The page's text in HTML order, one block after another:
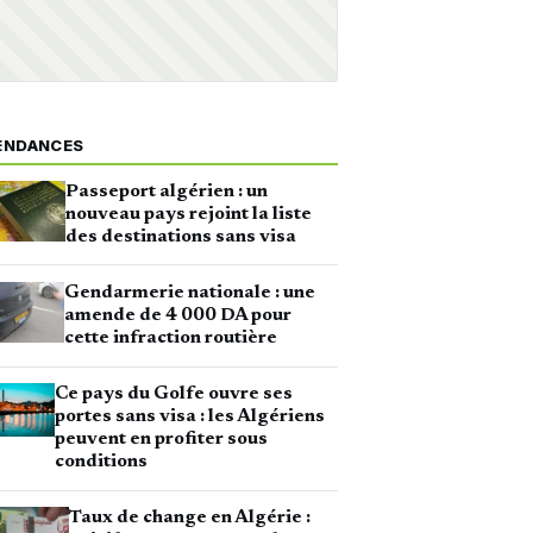
Passeport algérien : un
nouveau pays rejoint la liste
des destinations sans visa
Gendarmerie nationale : une
amende de 4 000 DA pour
cette infraction routière
Ce pays du Golfe ouvre ses
portes sans visa : les Algériens
peuvent en profiter sous
conditions
Taux de change en Algérie :